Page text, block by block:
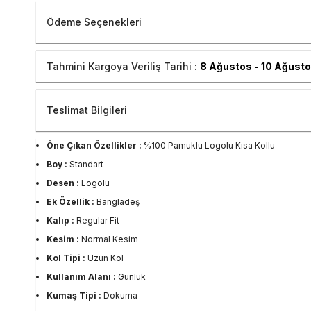
Ödeme Seçenekleri
Tahmini Kargoya Veriliş Tarihi : 8 Ağustos - 10
Teslimat Bilgileri
Öne Çıkan Özellikler : %100 Pamuklu Logolu Kısa Kollu
Boy : Standart
Desen : Logolu
Ek Özellik : Bangladeş
Kalıp : Regular Fit
Kesim : Normal Kesim
Kol Tipi : Uzun Kol
Kullanım Alanı : Günlük
Kumaş Tipi : Dokuma